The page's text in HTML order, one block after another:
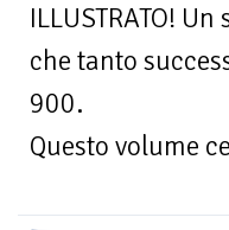
ILLUSTRATO!
che tanto
900.
Questo volume